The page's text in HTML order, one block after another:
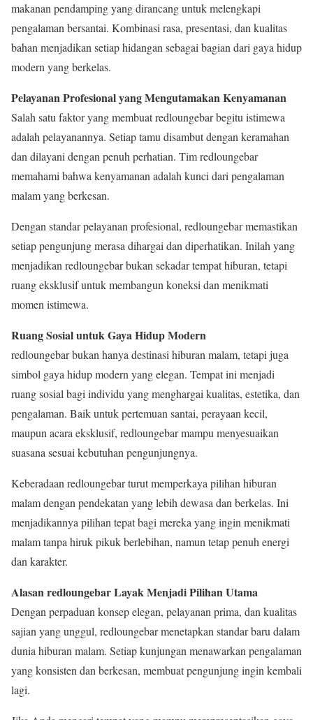
makanan pendamping yang dirancang untuk melengkapi
pengalaman bersantai. Kombinasi rasa, presentasi, dan kualitas
bahan menjadikan setiap hidangan sebagai bagian dari gaya hidup
modern yang berkelas.
Pelayanan Profesional yang Mengutamakan Kenyamanan
Salah satu faktor yang membuat redloungebar begitu istimewa
adalah pelayanannya. Setiap tamu disambut dengan keramahan
dan dilayani dengan penuh perhatian. Tim redloungebar
memahami bahwa kenyamanan adalah kunci dari pengalaman
malam yang berkesan.
Dengan standar pelayanan profesional, redloungebar memastikan
setiap pengunjung merasa dihargai dan diperhatikan. Inilah yang
menjadikan redloungebar bukan sekadar tempat hiburan, tetapi
ruang eksklusif untuk membangun koneksi dan menikmati
momen istimewa.
Ruang Sosial untuk Gaya Hidup Modern
redloungebar bukan hanya destinasi hiburan malam, tetapi juga
simbol gaya hidup modern yang elegan. Tempat ini menjadi
ruang sosial bagi individu yang menghargai kualitas, estetika, dan
pengalaman. Baik untuk pertemuan santai, perayaan kecil,
maupun acara eksklusif, redloungebar mampu menyesuaikan
suasana sesuai kebutuhan pengunjungnya.
Keberadaan redloungebar turut memperkaya pilihan hiburan
malam dengan pendekatan yang lebih dewasa dan berkelas. Ini
menjadikannya pilihan tepat bagi mereka yang ingin menikmati
malam tanpa hiruk pikuk berlebihan, namun tetap penuh energi
dan karakter.
Alasan redloungebar Layak Menjadi Pilihan Utama
Dengan perpaduan konsep elegan, pelayanan prima, dan kualitas
sajian yang unggul, redloungebar menetapkan standar baru dalam
dunia hiburan malam. Setiap kunjungan menawarkan pengalaman
yang konsisten dan berkesan, membuat pengunjung ingin kembali
lagi.